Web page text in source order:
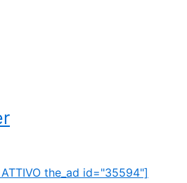
the_ad id="35594"]